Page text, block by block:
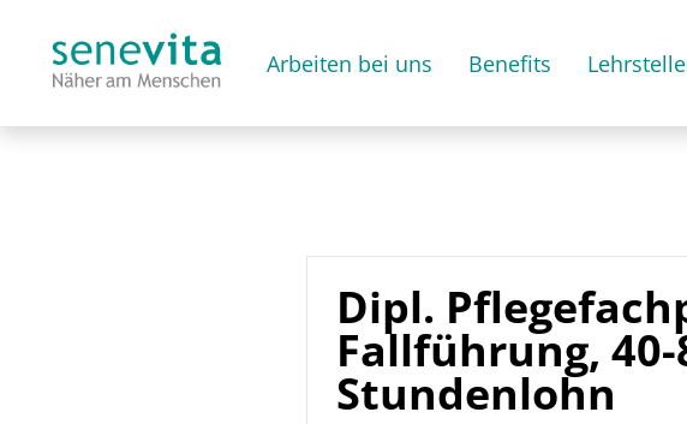
Arbeiten bei uns Benefits
Dipl.
Fallführung,
Stundenlohn